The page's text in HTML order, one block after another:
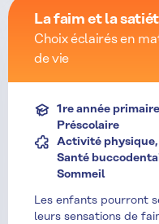
La faim et la
Choix éclairés en
de vie
1re année
Préscolaire
Activité
Santé
Sommeil
Les enfants pourront
leurs sensations de